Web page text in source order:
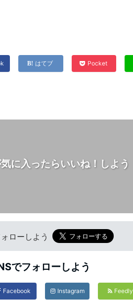
はてブ Pocket
に入ったらいいね！しよう
ローしよう
でフォローしよう
Facebook Instagram Feedly